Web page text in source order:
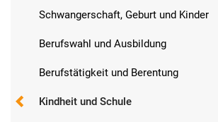
Schwangerschaft, Geburt und Kinder
Berufswahl und Ausbildung
Berufstätigkeit und Berentung
Kindheit und Schule